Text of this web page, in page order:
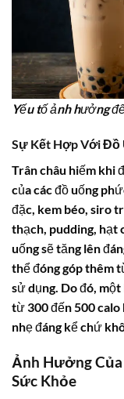
Yếu tố ảnh hưởng
Sự Kết Hợp Với Đồ
Trân châu hiếm khi
của các đồ uống
đặc, kem béo, siro
thạch, pudding, hạt
uống sẽ tăng lên
thể đóng góp thêm
sử dụng. Do đó,
từ 300 đến 500
nhẹ đáng kể chứ
Ảnh Hưởng Của
Sức Khỏe